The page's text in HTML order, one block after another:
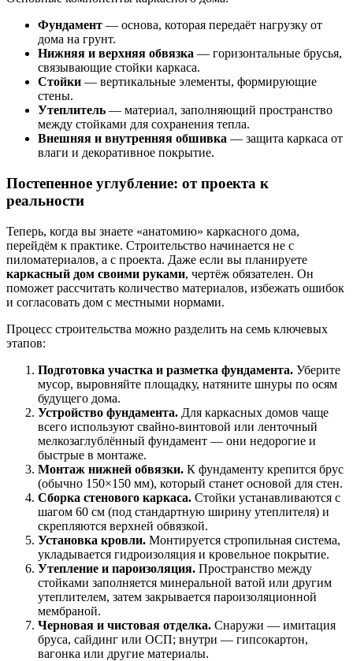
Фундамент — основа, которая передаёт нагрузку от
дома на грунт.
Нижняя и верхняя обвязка — горизонтальные брусья,
связывающие стойки каркаса.
Стойки — вертикальные элементы, формирующие
стены.
Утеплитель — материал, заполняющий пространство
между стойками для сохранения тепла.
Внешняя и внутренняя обшивка — защита каркаса от
влаги и декоративное покрытие.
Постепенное углубление: от проекта к
реальности
Теперь, когда вы знаете «анатомию» каркасного дома,
перейдём к практике. Строительство начинается не с
пиломатериалов, а с проекта. Даже если вы планируете
каркасный дом своими руками, чертёж обязателен. Он
поможет рассчитать количество материалов, избежать ошибок
и согласовать дом с местными нормами.
Процесс строительства можно разделить на семь ключевых
этапов:
Подготовка участка и разметка фундамента. Уберите
мусор, выровняйте площадку, натяните шнуры по осям
будущего дома.
Устройство фундамента. Для каркасных домов чаще
всего используют свайно-винтовой или ленточный
мелкозаглублённый фундамент — они недорогие и
быстрые в монтаже.
Монтаж нижней обвязки. К фундаменту крепится брус
(обычно 150×150 мм), который станет основой для стен.
Сборка стенового каркаса. Стойки устанавливаются с
шагом 60 см (под стандартную ширину утеплителя) и
скрепляются верхней обвязкой.
Установка кровли. Монтируется стропильная система,
укладывается гидроизоляция и кровельное покрытие.
Утепление и пароизоляция. Пространство между
стойками заполняется минеральной ватой или другим
утеплителем, затем закрывается пароизоляционной
мембраной.
Черновая и чистовая отделка. Снаружи — имитация
бруса, сайдинг или ОСП; внутри — гипсокартон,
вагонка или другие материалы.